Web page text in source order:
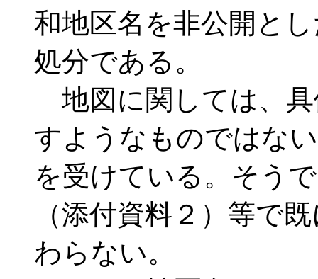
和地区名を非公開と
処分である。
地図に関しては、具
すようなものではな
を受けている。そう
（添付資料２）等で
わらない。